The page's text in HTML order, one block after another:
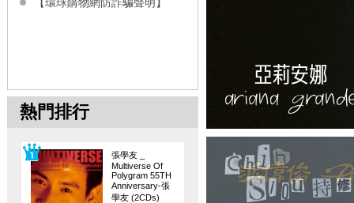
熱門排行
張學友 _
Multiverse Of
Polygram 55TH
Anniversary-張
學友 (2CDs)